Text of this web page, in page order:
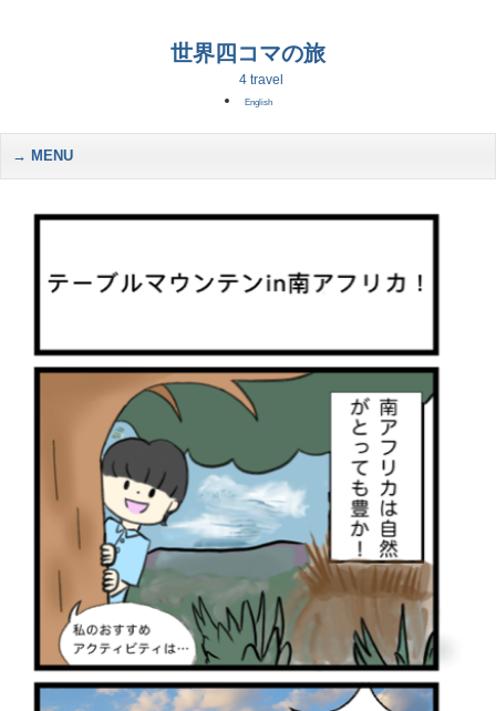
世界四コマの旅
4 travel
English
MENU